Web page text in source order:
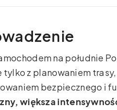
na południe
tylko z planowaniem
bezpiecznego i
większa